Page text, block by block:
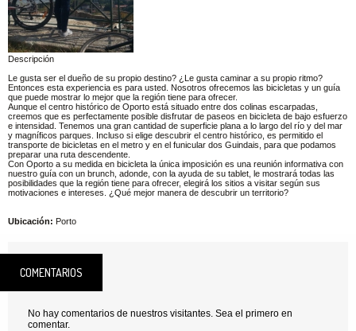
Descripción
Le gusta ser el dueño de su propio destino? ¿Le gusta caminar a su propio ritmo?
Entonces esta experiencia es para usted. Nosotros ofrecemos las bicicletas y un guía
que puede mostrar lo mejor que la región tiene para ofrecer.
Aunque el centro histórico de Oporto está situado entre dos colinas escarpadas,
creemos que es perfectamente posible disfrutar de paseos en bicicleta de bajo esfuerzo
e intensidad. Tenemos una gran cantidad de superficie plana a lo largo del río y del mar
y magníficos parques. Incluso si elige descubrir el centro histórico, es permitido el
transporte de bicicletas en el metro y en el funicular dos Guindais, para que podamos
preparar una ruta descendente.
Con Oporto a su medida en bicicleta la única imposición es una reunión informativa con
nuestro guía con un brunch, adonde, con la ayuda de su tablet, le mostrará todas las
posibilidades que la región tiene para ofrecer, elegirá los sitios a visitar según sus
motivaciones e intereses. ¿Qué mejor manera de descubrir un territorio?
Ubicación: Porto
COMENTARIOS
No hay comentarios de nuestros visitantes. Sea el primero en
comentar.